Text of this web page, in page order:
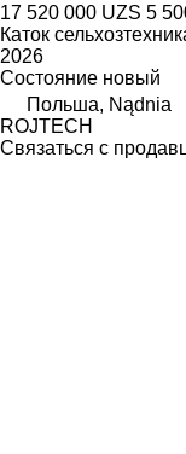
17 520 000 UZS 5
Каток
2026
Состояние новый
Польша, Nądnia
ROJTECH
Связаться с